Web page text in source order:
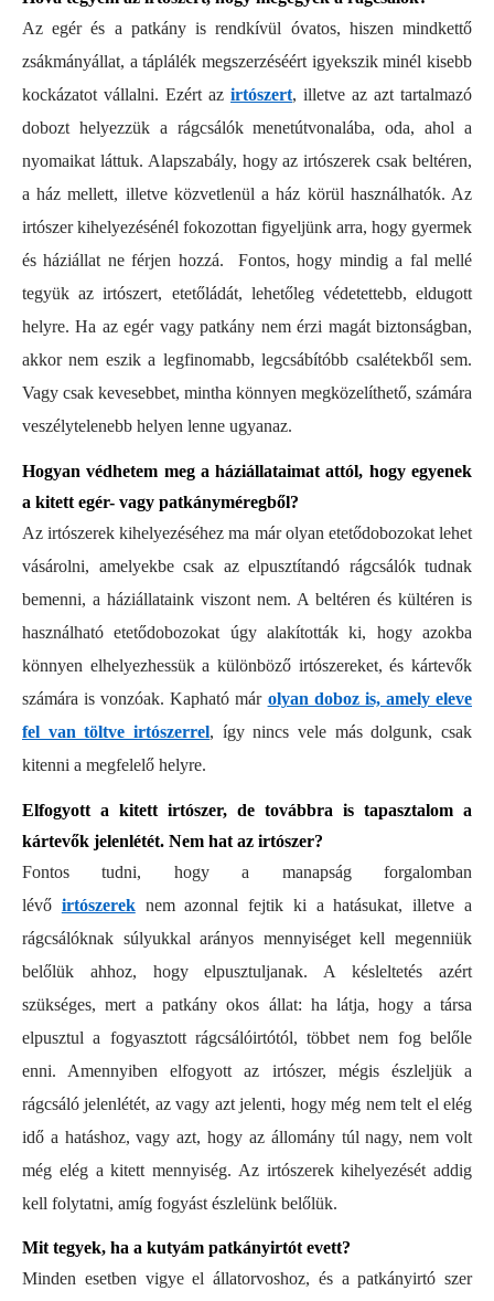
Az egér és a patkány is rendkívül óvatos, hiszen mindkettő
zsákmányállat, a táplálék megszerzéséért igyekszik minél kisebb
kockázatot vállalni. Ezért az irtószert, illetve az azt tartalmazó
dobozt helyezzük a rágcsálók menetútvonalába, oda, ahol a
nyomaikat láttuk. Alapszabály, hogy az irtószerek csak beltéren,
a ház mellett, illetve közvetlenül a ház körül használhatók. Az
irtószer kihelyezésénél fokozottan figyeljünk arra, hogy gyermek
és háziállat ne férjen hozzá. Fontos, hogy mindig a fal mellé
tegyük az irtószert, etetőládát, lehetőleg védetettebb, eldugott
helyre. Ha az egér vagy patkány nem érzi magát biztonságban,
akkor nem eszik a legfinomabb, legcsábítóbb csalétekből sem.
Vagy csak kevesebbet, mintha könnyen megközelíthető, számára
veszélytelenebb helyen lenne ugyanaz.
Hogyan védhetem meg a háziállataimat attól, hogy egyenek
a kitett egér- vagy patkányméregből?
Az irtószerek kihelyezéséhez ma már olyan etetődobozokat lehet
vásárolni, amelyekbe csak az elpusztítandó rágcsálók tudnak
bemenni, a háziállataink viszont nem. A beltéren és kültéren is
használható etetődobozokat úgy alakították ki, hogy azokba
könnyen elhelyezhessük a különböző irtószereket, és kártevők
számára is vonzóak. Kapható már olyan doboz is, amely eleve
fel van töltve irtószerrel, így nincs vele más dolgunk, csak
kitenni a megfelelő helyre.
Elfogyott a kitett irtószer, de továbbra is tapasztalom a
kártevők jelenlétét. Nem hat az irtószer?
Fontos tudni, hogy a manapság forgalomban
lévő irtószereknem azonnal fejtik ki a hatásukat, illetve a
rágcsálóknak súlyukkal arányos mennyiséget kell megenniük
belőlük ahhoz, hogy elpusztuljanak. A késleltetés azért
szükséges, mert a patkány okos állat: ha látja, hogy a társa
elpusztul a fogyasztott rágcsálóirtótól, többet nem fog belőle
enni. Amennyiben elfogyott az irtószer, mégis észleljük a
rágcsáló jelenlétét, az vagy azt jelenti, hogy még nem telt el elég
idő a hatáshoz, vagy azt, hogy az állomány túl nagy, nem volt
még elég a kitett mennyiség. Az irtószerek kihelyezését addig
kell folytatni, amíg fogyást észlelünk belőlük.
Mit tegyek, ha a kutyám patkányirtót evett?
Minden esetben vigye el állatorvoshoz, és a patkányirtó szer